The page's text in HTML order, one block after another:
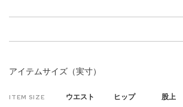
アイテムサイズ（実寸）
ITEM SIZE ウエスト ヒップ 股上